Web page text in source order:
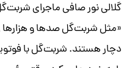
گلالی نور صافی ماجرای
«مثل شربت‌گل صدها و
دچار هستند. شربت‌گل با